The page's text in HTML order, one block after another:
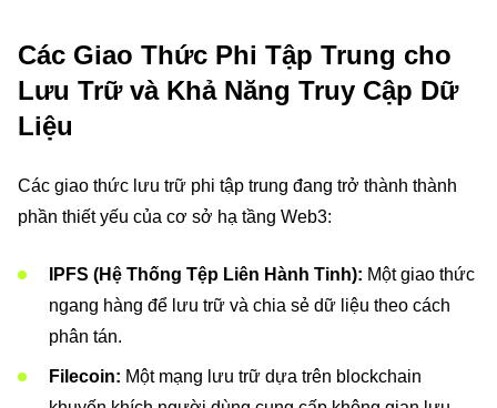
Các Giao Thức Phi Tập Trung cho
Lưu Trữ và Khả Năng Truy Cập Dữ
Liệu
Các giao thức lưu trữ phi tập trung đang trở thành thành
phần thiết yếu của cơ sở hạ tầng Web3:
IPFS (Hệ Thống Tệp Liên Hành Tinh): Một giao thức
ngang hàng để lưu trữ và chia sẻ dữ liệu theo cách
phân tán.
Filecoin: Một mạng lưu trữ dựa trên blockchain